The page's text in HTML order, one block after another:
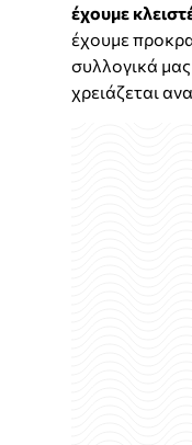
έχουμε
έχουμε
συλλογικά
χρειάζεται